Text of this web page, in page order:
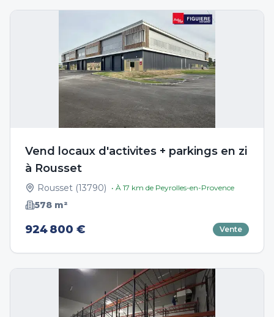
Vend locaux d'activites + parkings en zi
à Rousset
Rousset (13790) • À 17 km de Peyrolles-en-Provence
578 m²
924 800 € Vente